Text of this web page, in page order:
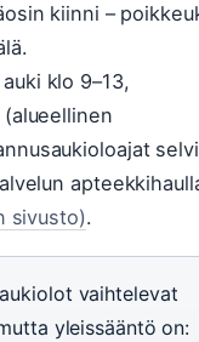
kiinni –
klo 9–13,
sivusto).
vaihtelevat
yleissääntö on: